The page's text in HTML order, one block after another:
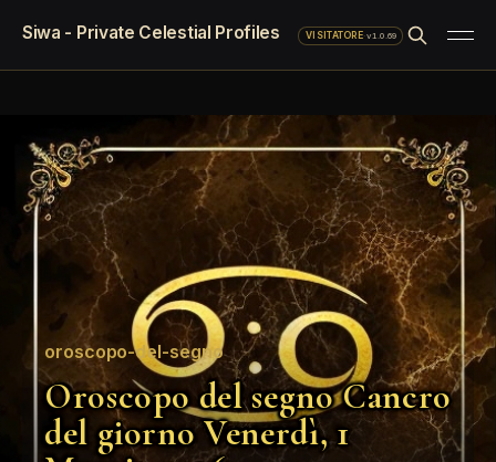
Siwa - Private Celestial Profiles VISITATORE·v1.0.69
oroscopo-del-segno
Oroscopo del segno Cancro
del giorno Venerdì, 1